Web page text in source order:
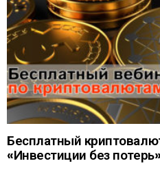
Бесплатный
«Инвестиции без потерь»